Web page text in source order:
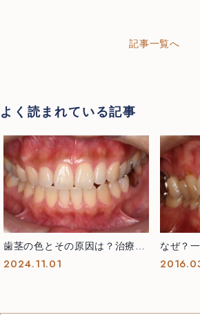
記事一覧へ
よく読まれている記事
歯茎の色とその原因は？治療で
どう変わるの？
2024.11.01
なぜ？